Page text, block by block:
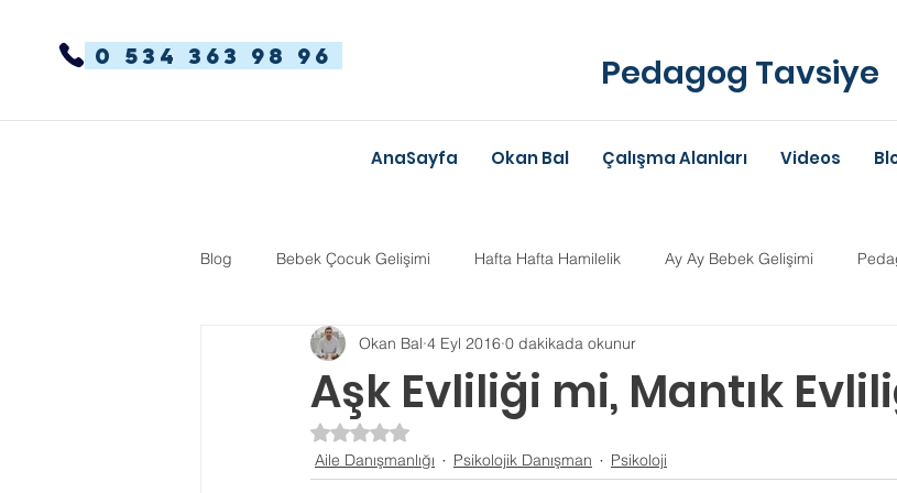
0 534 363 98 96 Pedagog Tavsiye
AnaSayfa Okan Bal Çalışma Alanları Videos
Blog Bebek Çocuk Gelişimi Hafta Hafta Hamilelik Ay Ay Bebek Gelişimi
Dikkat Dağınıklığı Hiperaktivite Anne-Baba Eğitimi
Kekemelik TYT-AYT
Aşk Evliliği mi, Mantık
Okan Bal 4 Eyl 2016 0 dakikada okunur
5 üzerinden NaN yıldız
Aile Danışmanlığı
Psikolojik Danışman Psikoloji